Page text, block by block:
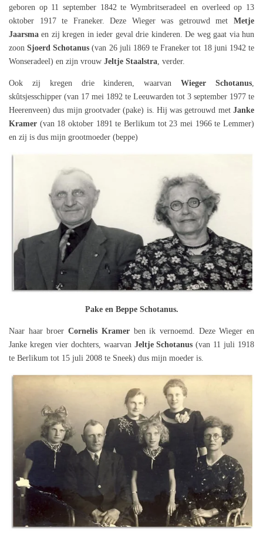
geboren op 11 september 1842 te Wymbritseradeel en overleed op 13
oktober 1917 te Franeker. Deze Wieger was getrouwd met Metje
Jaarsma en zij kregen in ieder geval drie kinderen. De weg gaat via hun
zoonSjoerd Schotanus (van 26 juli 1869 te Franeker tot 18 juni 1942 te
Wonseradeel) en zijn vrouw Jeltje Staalstra , verder.
Ook zij kregen drie kinderen, waarvanWieger Schotanus
skûtsjesschipper (van 17 mei 1892 te Leeuwarden tot 3 september 1977 te
Heerenveen) dus mijn grootvader (pake) is. Hij was getrouwd met Janke
Kramer (van 18 oktober 1891 te Berlikum tot 23 mei 1966 te Lemmer)
en zij is dus mijn grootmoeder (beppe)
Pake en Beppe Schotanus.
Naar haar broerCornelis Kramerben ik vernoemd. Deze Wieger en
Janke kregen vier dochters, waarvan Jeltje Schotanus(van 11 juli 1918
te Berlikum tot 15 juli 2008 te Sneek) dus mijn moeder is.